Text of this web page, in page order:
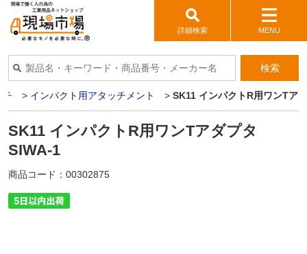
詳細検索 MENU
検索
チ > インパクト用アタッチメント > SK11 インパクトR用ワンTア
SK11 インパクトR用ワンTアダプタ
SIWA-1
商品コード： 00302875